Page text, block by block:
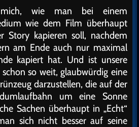
wie man bei einem
wie dem Film überhaupt
Story kapieren soll, nachdem
am Ende auch nur maximal
kapiert hat. Und ist unsere
so weit, glaubwürdig eine
darzustellen, die auf der
um eine Sonne
Sachen überhaupt in „Echt“
sich nicht besser auf seine